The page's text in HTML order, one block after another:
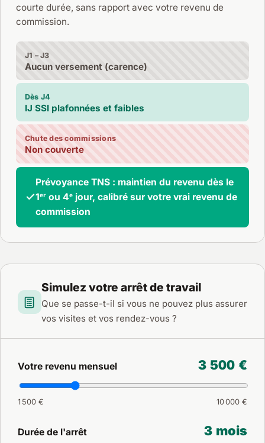
courte durée, sans rapport avec votre revenu de
commission.
J1 – J3
Aucun versement (carence)
Dès J4
IJ SSI plafonnées et faibles
Chute des commissions
Non couverte
Prévoyance TNS : maintien du revenu dès le
1ᵉʳ ou 4ᵉ jour, calibré sur votre vrai revenu de
commission
Simulez votre arrêt de travail
Que se passe-t-il si vous ne pouvez plus assurer
vos visites et vos rendez-vous ?
Votre revenu mensuel 3 500 €
1 500 € 10 000 €
Durée de l'arrêt 3 mois